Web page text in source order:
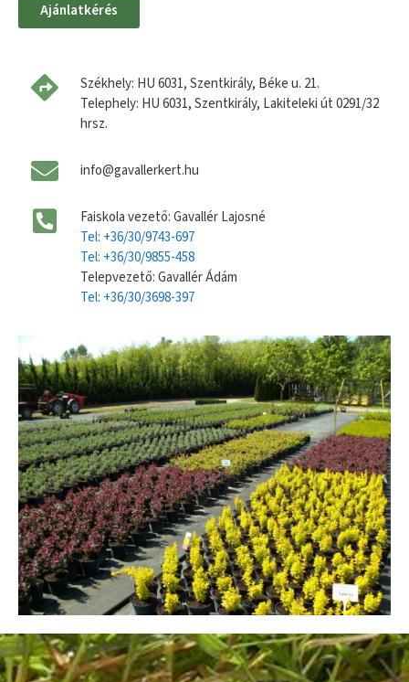
Ajánlatkérés
Székhely: HU 6031, Szentkirály, Béke u. 21.
Telephely: HU 6031, Szentkirály, Lakiteleki út 0291/32
hrsz.
info@gavallerkert.hu
Faiskola vezető: Gavallér Lajosné
Tel: +36/30/9743-697
Tel: +36/30/9855-458
Telepvezető: Gavallér Ádám
Tel: +36/30/3698-397